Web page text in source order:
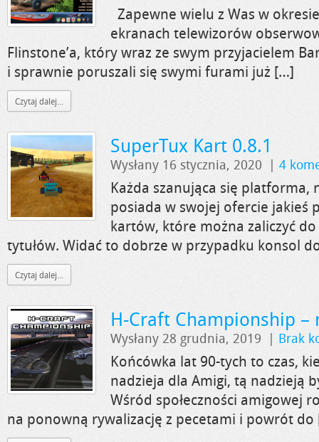
Zapewne wielu z Was w
ekranach telewizorów
Flinstone’a, który wraz ze swym przyjacielem
i sprawnie poruszali się swymi furami już […]
Czytaj dalej...
SuperTux Kart 0.8.1
Wysłany 16 stycznia, 2020 | 4
Każda szanująca się platforma,
posiada w swojej ofercie jakieś
kartów, które można zaliczyć
tytułów. Widać to dobrze w przypadku konsol
Czytaj dalej...
H-Craft Championship –
Wysłany 28 grudnia, 2019 | Brak
Końcówka lat 90-tych to czas,
nadzieja dla Amigi, tą nadzieją
Wśród społeczności amigowej
na ponowną rywalizację z pecetami i powrót